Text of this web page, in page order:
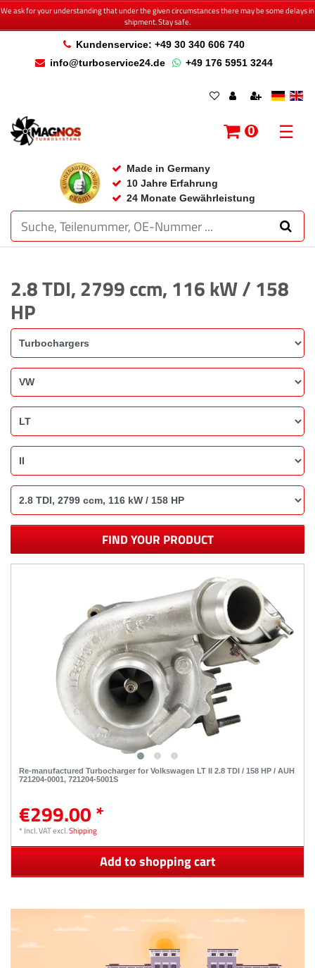
We ask for your understanding that under the given circumstances there may be some delays in
shipment. Stay safe.
Kundenservice: +49 30 340 606 740
info@turboservice24.de
+49 176 5951 3244
Made in Germany
10 Jahre Erfahrung
24 Monate Gewährleistung
0 ☰
2.8 TDI, 2799 ccm, 116 kW / 158
HP
FIND YOUR PRODUCT
Re-manufactured Turbocharger for Volkswagen LT II 2.8 TDI / 158 HP / AUH
721204-0001, 721204-5001S
€299.00 *
* Incl. VATexcl.Shipping
Add to shopping cart